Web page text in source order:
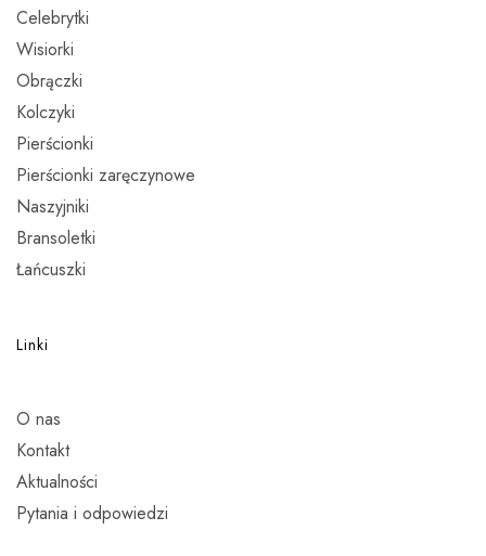
Celebrytki
Wisiorki
Obrączki
Kolczyki
Pierścionki
Pierścionki zaręczynowe
Naszyjniki
Bransoletki
Łańcuszki
Linki
O nas
Kontakt
Aktualności
Pytania i odpowiedzi